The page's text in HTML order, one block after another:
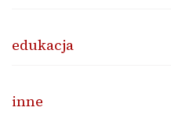
edukacja
inne